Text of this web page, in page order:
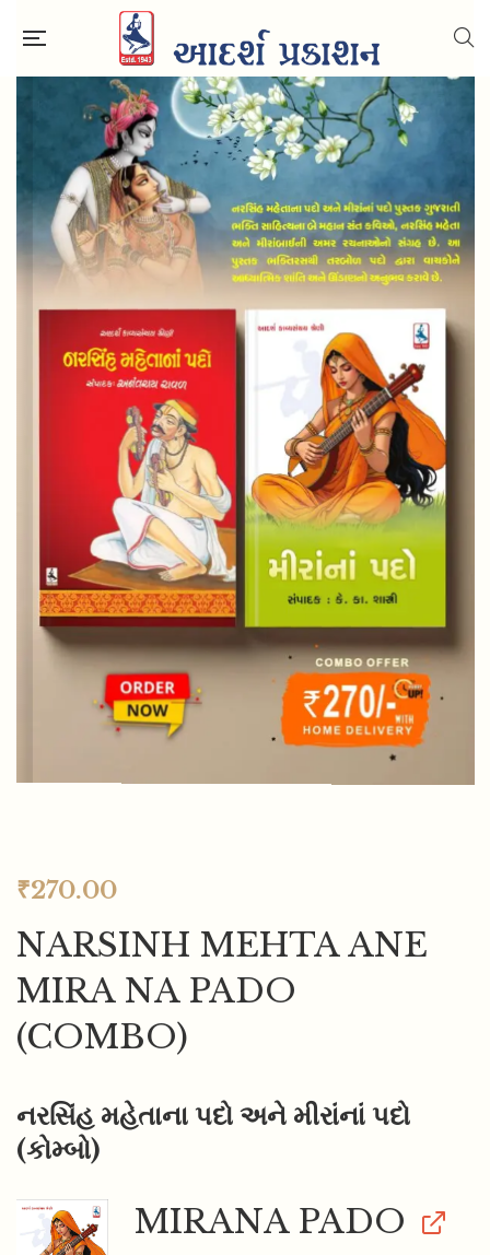
₹270.00
NARSINH MEHTA ANE
MIRA NA PADO
(COMBO)
નરસિંહ મહેતાના પદો અને મીરાંનાં પદો
(કોમ્બો)
MIRANA PADO